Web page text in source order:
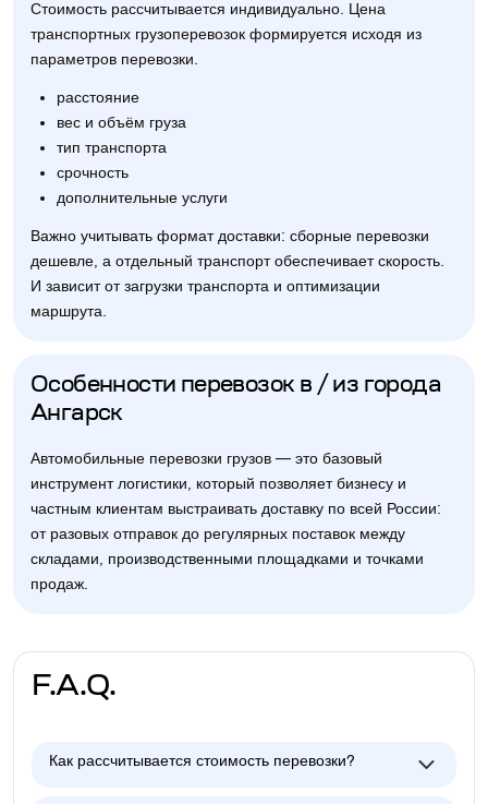
Стоимость рассчитывается индивидуально. Цена
транспортных грузоперевозок формируется исходя из
параметров перевозки.
расстояние
вес и объём груза
тип транспорта
срочность
дополнительные услуги
Важно учитывать формат доставки: сборные перевозки
дешевле, а отдельный транспорт обеспечивает скорость.
И зависит от загрузки транспорта и оптимизации
маршрута.
Особенности перевозок в / из города
Ангарск
Автомобильные перевозки грузов — это базовый
инструмент логистики, который позволяет бизнесу и
частным клиентам выстраивать доставку по всей России:
от разовых отправок до регулярных поставок между
складами, производственными площадками и точками
продаж.
F.A.Q.
Как рассчитывается стоимость перевозки?